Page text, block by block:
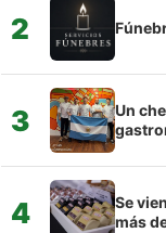
2
3
Un
4
Se
más